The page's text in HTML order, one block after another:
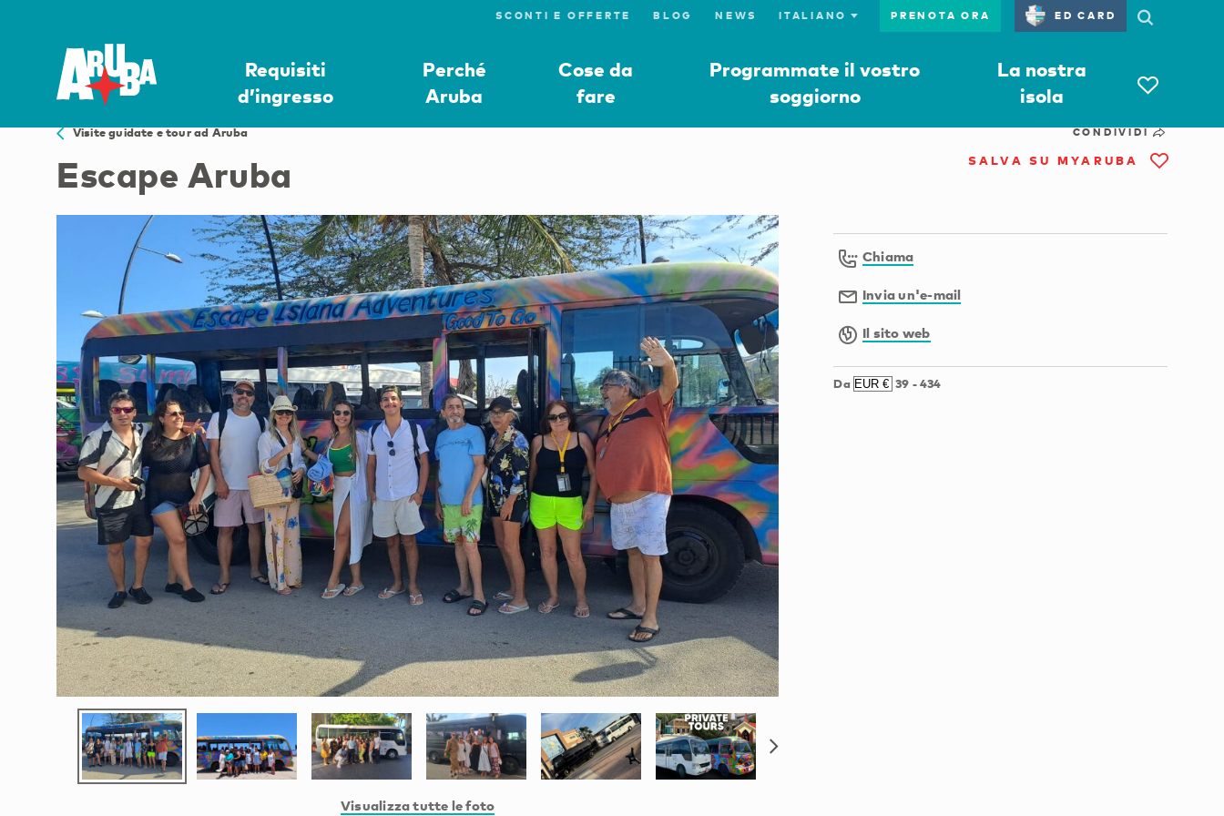
SCONTI E OFFERTE BLOG NEWS PRENOTA ORA ED CARD
Requisiti
d’ingresso
Perché
Aruba
Cose da
fare
Programmate il vostro
soggiorno
La nostra
isola
Visite guidate e tour ad Aruba
Escape Aruba
Visualizza tutte le foto
CONDIVIDI
SALVA SU MYARUBA
Chiama
Invia un'e-mail
Il sito web
Da 39 -434